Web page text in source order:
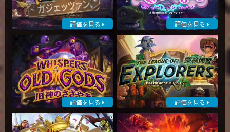
評価を見る 評価を見る
評価を見る 評価を見る